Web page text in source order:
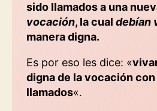
sido llamados a una
vocación, la cual debían
manera digna.
Es por eso les dice: «
digna de la vocación
llamados«.